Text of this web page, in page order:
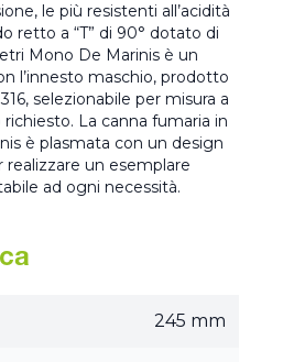
le più resistenti all’acidità
retto a “T” di 90° dotato di
Mono De Marinis è un
l’innesto maschio, prodotto
selezionabile per misura a
La canna fumaria in
è plasmata con un design
un esemplare
ad ogni necessità.
245 mm